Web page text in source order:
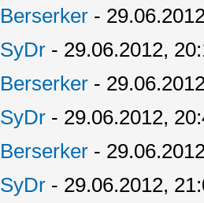
Berserker -
SyDr - 29.06.2012,
Berserker -
SyDr - 29.06.2012,
Berserker -
SyDr - 29.06.2012,